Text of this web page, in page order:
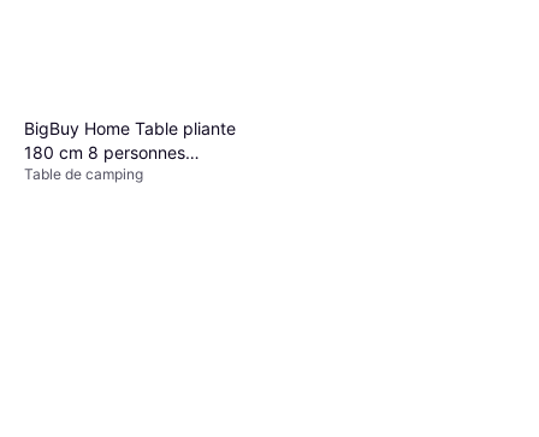
BigBuy Home Table pliante
180 cm 8 personnes
plastique
Table de camping